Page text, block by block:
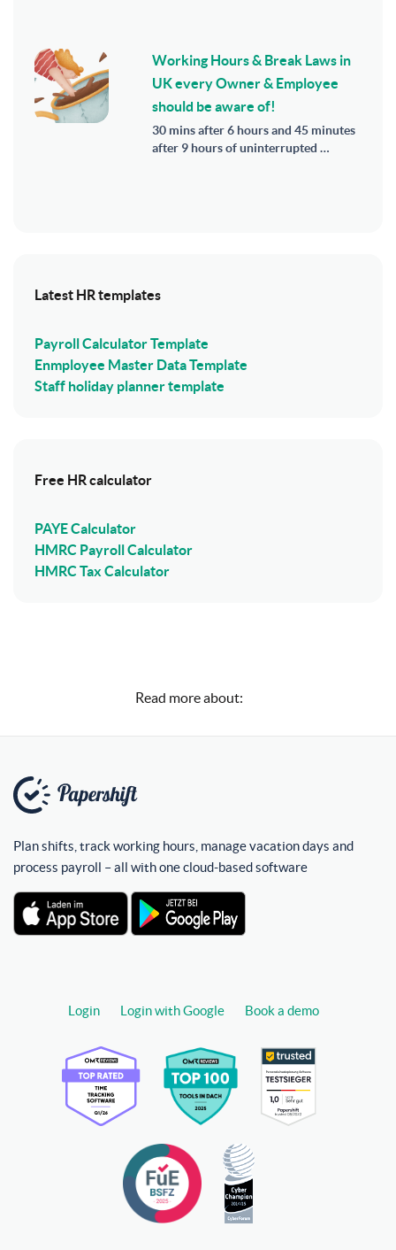
Working Hours & Break Laws in
UK every Owner & Employee
should be aware of!
30 mins after 6 hours and 45 minutes
after 9 hours of uninterrupted …
Latest HR templates
Payroll Calculator Template
Enmployee Master Data Template
Staff holiday planner template
Free HR calculator
PAYE Calculator
HMRC Payroll Calculator
HMRC Tax Calculator
Read more about:
Plan shifts, track working hours, manage vacation days and
process payroll – all with one cloud-based software
Login Login with Google Book a demo